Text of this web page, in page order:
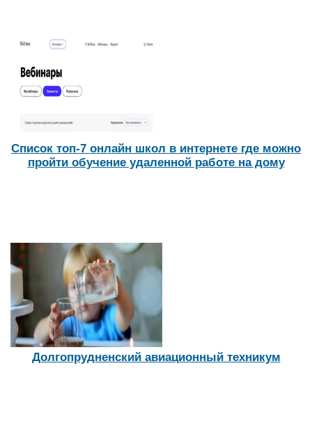
Список топ-7 онлайн школ в интернете где можно
пройти обучение удаленной работе на дому
Долгопрудненский авиационный техникум